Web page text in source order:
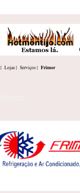
Lojas | Serviços | Frimor